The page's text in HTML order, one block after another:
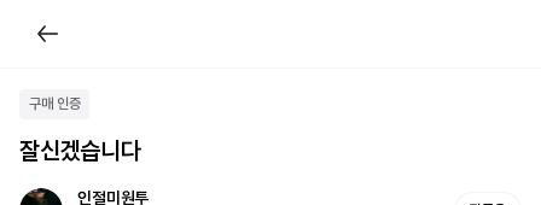
구매 인증
잘신겠습니다
인절미원투